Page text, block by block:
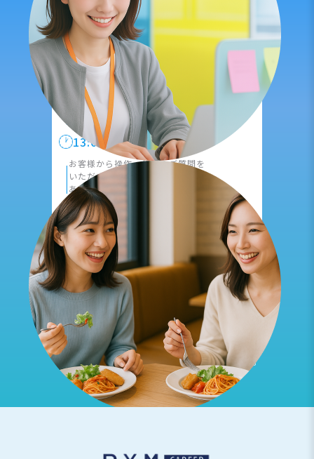
10:00 保守・運用、事務作業
|具体的な内容はプロジェクト先に
よって異なりますが、
手順書作成、
PCや実機の検品を行います。
12:00 ランチ休憩
13:00お客様先への訪問
|お客様から操作、仕様のご質問を
いただき
実際に現場で出向くことも
あります。
17:00報告書作成、事務作業
| 1日の作業内容をまとめ、
その他依頼事項や
確認を行います。
18:00 退社
※上記は一例です。
働き方は就業先により異なります。
※AI画像を使用しております。